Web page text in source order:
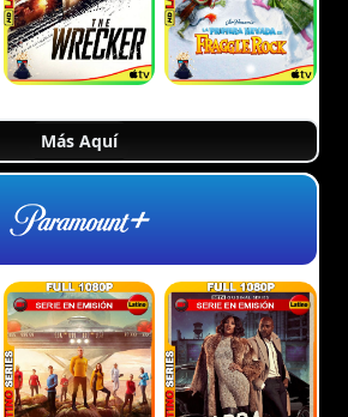
Más Aquí